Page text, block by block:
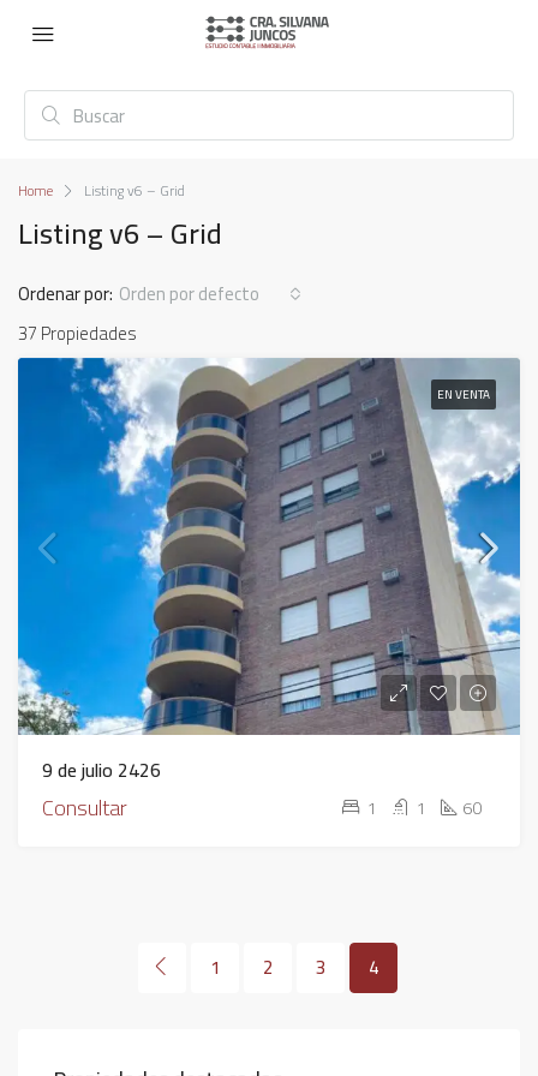
Home Listing v6 – Grid
Listing v6 – Grid
37 Propiedades
Ordenar por: Orden por defecto
EN VENTA
9 de julio 2426
Consultar 1 1 60
1 2 3 4